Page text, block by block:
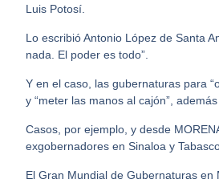
Luis Potosí.
Lo escribió Antonio López de Santa
nada. El poder es todo”.
Y en el caso, las gubernaturas para
y “meter las manos al cajón”,
Casos, por ejemplo, y desde
exgobernadores en Sinaloa y
El Gran Mundial de Gubernaturas en